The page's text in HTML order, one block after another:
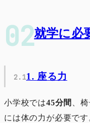
就学に必
1. 座る力
小学校では45分間
、
には体の力が必要です